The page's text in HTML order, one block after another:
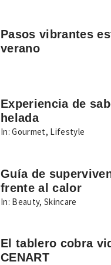
Pasos vibrantes
verano
Experiencia de
helada
In: Gourmet, Lifestyle
Guía de
frente al calor
In: Beauty,Skincare
El tablero cobra
CENART